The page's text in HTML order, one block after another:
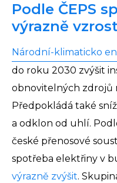
Podle ČEPS
výrazně
Národní-klimaticko
do roku 2030 zvýšit
obnovitelných zdrojů
Předpokládá také
a odklon od uhlí.
české přenosové
spotřeba elektřiny v
výrazně zvýšit.